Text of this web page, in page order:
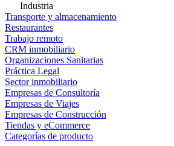
Industria
Transporte y almacenamiento
Restaurantes
Trabajo remoto
CRM inmobiliario
Organizaciones Sanitarias
Práctica Legal
Sector inmobiliario
Empresas de Consultoría
Empresas de Viajes
Empresas de Construcción
Tiendas y eCommerce
Categorías de producto